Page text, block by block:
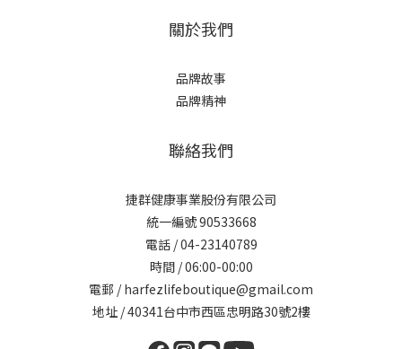
關於我們
品牌故事
品牌精神
聯絡我們
捷群健康事業股份有限公司
統一編號 90533668
電話 / 04-23140789
時間 / 06:00-00:00
電郵 / harfezlifeboutique@gmail.com
地址 / 40341台中市西區忠明路30號2樓